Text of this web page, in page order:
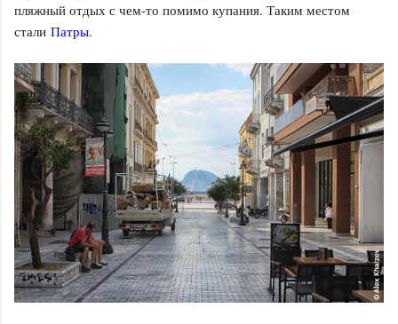
пляжный отдых с чем-то помимо купания. Таким местом
стали Патры.